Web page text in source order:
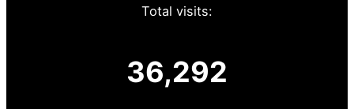
Total visits:
36,292